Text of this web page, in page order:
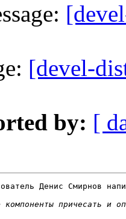
[devel-
by: [
Денис Смирнов